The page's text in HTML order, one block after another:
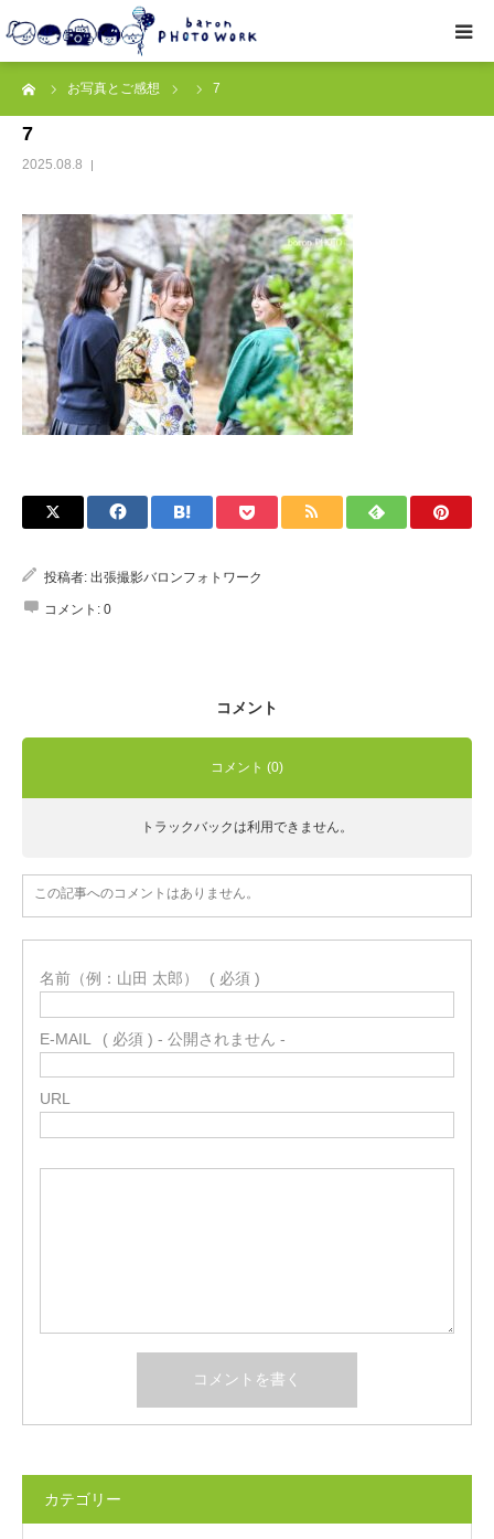
お写真とご感想 7
7
2025.08.8
投稿者: 出張撮影バロンフォトワーク
コメント: 0
コメント
コメント (0)
トラックバックは利用できません。
この記事へのコメントはありません。
名前（例：山田 太郎） ( 必須 )
E-MAIL ( 必須 ) - 公開されません -
URL
カテゴリー
撮影プラン
私たちについて
オプション
● お写真とご感想
レッスン/撮影会
取材・企業・オーナーさま
Q&A